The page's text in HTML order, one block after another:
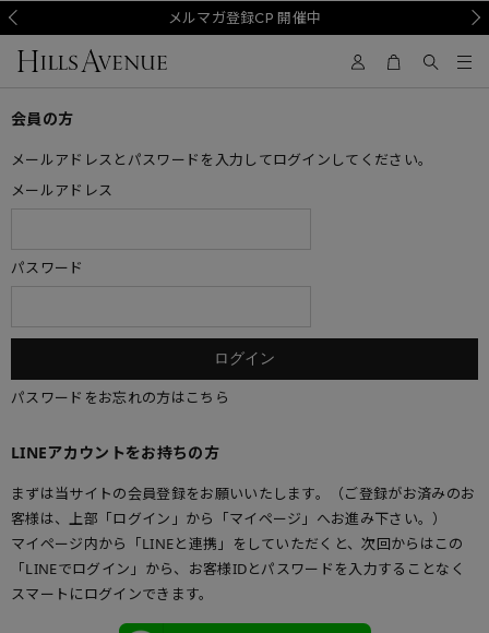
メルマガ登録CP 開催中
会員の方
メールアドレスとパスワードを入力してログインしてください。
メールアドレス
パスワード
パスワードをお忘れの方はこちら
LINEアカウントをお持ちの方
まずは当サイトの会員登録をお願いいたします。（ご登録がお済みのお
客様は、上部「ログイン」から「マイページ」へお進み下さい。）
マイページ内から「LINEと連携」をしていただくと、次回からはこの
「LINEでログイン」から、お客様IDとパスワードを入力することなく
スマートにログインできます。